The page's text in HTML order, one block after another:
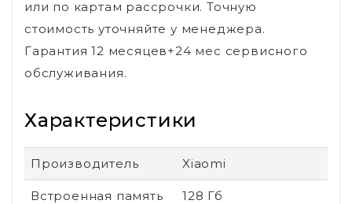
или по картам рассрочки. Точную
стоимость уточняйте у менеджера.
Гарантия 12 месяцев+24 мес сервисного
обслуживания.
Характеристики
Производитель Xiaomi
Встроенная память 128 Гб